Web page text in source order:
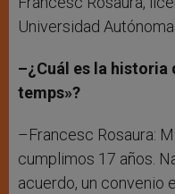
Universidad
–¿Cuál es la historia
temps»?
–Francesc Rosaura:
cumplimos 17 años.
acuerdo, un convenio